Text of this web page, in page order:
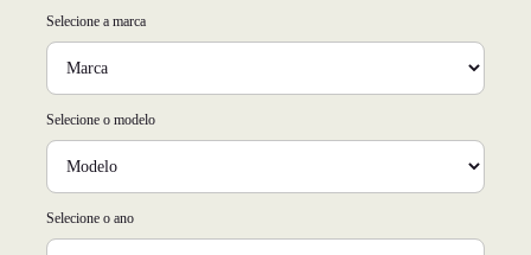
Selecione a marca
Selecione o modelo
Selecione o ano